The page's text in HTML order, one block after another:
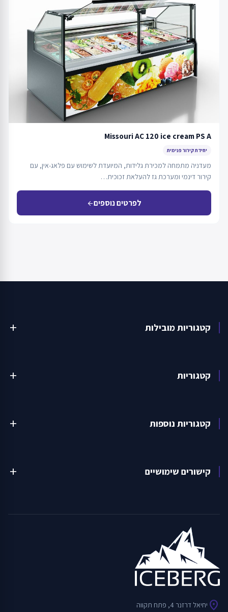
Missouri AC 120 ice cream PS A
יחידת קירור פנימית
מעדניה מתמחה למכירת גלידות, המיועדת לשימוש עם פלאג-אין, עם
קירור דינמי ומערכת גז להעלאת זכוכית…
לפרטים נוספיםarrow_back
קטגוריות מובילות add
קטגוריות add
קטגוריות נוספות add
קישורים שימושיים add
location_on יחיאל דרזנר 4, פתח תקווה